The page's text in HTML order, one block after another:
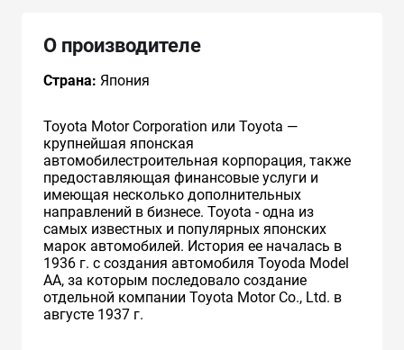
О производителе
Страна: Япония
Toyota Motor Corporation или Toyota —
крупнейшая японская
автомобилестроительная корпорация, также
предоставляющая финансовые услуги и
имеющая несколько дополнительных
направлений в бизнесе. Toyota - одна из
самых известных и популярных японских
марок автомобилей. История ее началась в
1936 г. с создания автомобиля Toyoda Model
AA, за которым последовало создание
отдельной компании Toyota Motor Co., Ltd. в
августе 1937 г.